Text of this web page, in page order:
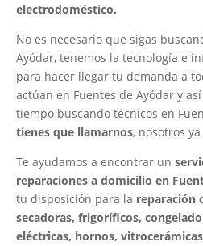
electrodoméstico.
No es necesario que sigas
Ayódar, tenemos la tecnología e
para hacer llegar tu demanda a
actúan en Fuentes de Ayódar y
tiempo buscando técnicos en
tienes que llamarnos, nosotros
Te ayudamos a encontrar un
reparaciones a domicilio en
tu disposición para la reparación
secadoras, frigoríficos,
eléctricas, hornos,